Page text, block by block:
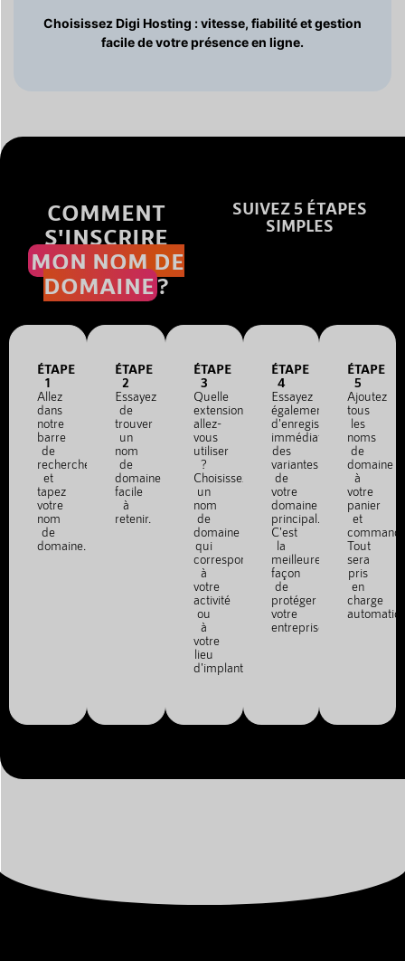
Choisissez Digi Hosting : vitesse, fiabilité et gestion
facile de votre présence en ligne.
COMMENT
S'INSCRIRE
MON NOM DE
DOMAINE?
SUIVEZ 5 ÉTAPES
SIMPLES
ÉTAPE
1
Allez
dans
notre
barre
de
recherche
et
tapez
votre
nom
de
domaine.
ÉTAPE
2
Essayez
de
trouver
un
nom
de
domaine
facile
à
retenir.
ÉTAPE
3
Quelle
extension
allez-
vous
utiliser
?
Choisissez
un
nom
de
domaine
qui
correspond
à
votre
activité
ou
à
votre
lieu
d'implantation.
ÉTAPE
4
Essayez
également
d'enregistrer
immédiatement
des
variantes
de
votre
domaine
principal.
C'est
la
meilleure
façon
de
protéger
votre
entreprise.
ÉTAPE
5
Ajoutez
tous
les
noms
de
domaine
à
votre
panier
et
Tout
sera
pris
en
charge